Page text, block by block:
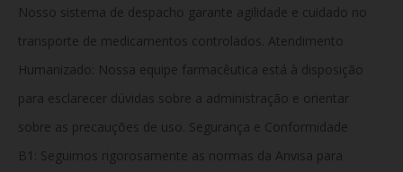
Nosso sistema de despacho garante agilidade e cuidado no
transporte de medicamentos controlados. Atendimento
Humanizado: Nossa equipe farmacêutica está à disposição
para esclarecer dúvidas sobre a administração e orientar
sobre as precauções de uso. Segurança e Conformidade
B1: Seguimos rigorosamente as normas da Anvisa para